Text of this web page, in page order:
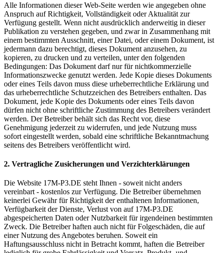
Alle Informationen dieser Web-Seite werden wie angegeben ohne
Anspruch auf Richtigkeit, Vollständigkeit oder Aktualität zur
Verfügung gestellt. Wenn nicht ausdrücklich anderweitig in dieser
Publikation zu verstehen gegeben, und zwar in Zusammenhang mit
einem bestimmten Ausschnitt, einer Datei, oder einem Dokument, ist
jedermann dazu berechtigt, dieses Dokument anzusehen, zu
kopieren, zu drucken und zu verteilen, unter den folgenden
Bedingungen: Das Dokument darf nur für nichtkommerzielle
Informationszwecke genutzt werden. Jede Kopie dieses Dokuments
oder eines Teils davon muss diese urheberrechtliche Erklärung und
das urheberrechtliche Schutzzeichen des Betreibers enthalten. Das
Dokument, jede Kopie des Dokuments oder eines Teils davon
dürfen nicht ohne schriftliche Zustimmung des Betreibers verändert
werden. Der Betreiber behält sich das Recht vor, diese
Genehmigung jederzeit zu widerrufen, und jede Nutzung muss
sofort eingestellt werden, sobald eine schriftliche Bekanntmachung
seitens des Betreibers veröffentlicht wird.
2. Vertragliche Zusicherungen und Verzichterklärungen
Die Website 17M-P3.DE steht Ihnen - soweit nicht anders
vereinbart - kostenlos zur Verfügung. Die Betreiber übernehmen
keinerlei Gewähr für Richtigkeit der enthaltenen Informationen,
Verfügbarkeit der Dienste, Verlust von auf 17M-P3.DE
abgespeicherten Daten oder Nutzbarkeit für irgendeinen bestimmten
Zweck. Die Betreiber haften auch nicht für Folgeschäden, die auf
einer Nutzung des Angebotes beruhen. Soweit ein
Haftungsausschluss nicht in Betracht kommt, haften die Betreiber